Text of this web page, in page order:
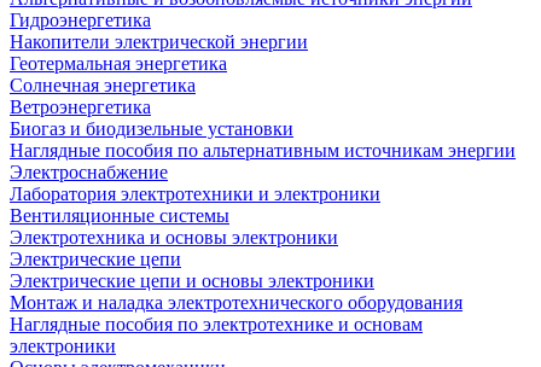
Гидроэнергетика
Накопители электрической энергии
Геотермальная энергетика
Солнечная энергетика
Ветроэнергетика
Биогаз и биодизельные установки
Наглядные пособия по альтернативным источникам энергии
Электроснабжение
Лаборатория электротехники и электроники
Вентиляционные системы
Электротехника и основы электроники
Электрические цепи
Электрические цепи и основы электроники
Монтаж и наладка электротехнического оборудования
Наглядные пособия по электротехнике и основам
электроники